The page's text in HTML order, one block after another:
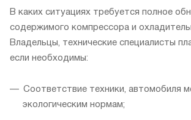
В каких ситуациях требуется полное
содержимого компрессора и
Владельцы, технические специалисты
если необходимы:
Соответствие техники, автомобиля
экологическим нормам;